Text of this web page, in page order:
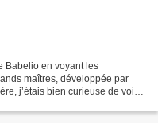
Babelio en voyant les
maîtres, développée par
j’étais bien curieuse de voir